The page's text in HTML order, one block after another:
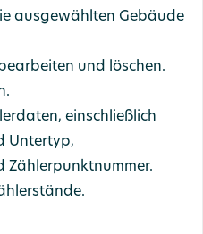
ausgewählten Gebäude
und löschen.
einschließlich
Untertyp,